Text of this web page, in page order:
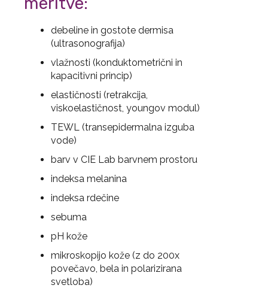
debeline in gostote dermisa
(ultrasonografija)
vlažnosti (konduktometrični in
kapacitivni princip)
elastičnosti (retrakcija,
viskoelastičnost, youngov modul)
TEWL (transepidermalna izguba
vode)
barv v CIE Lab barvnem prostoru
indeksa melanina
indeksa rdečine
sebuma
pH kože
mikroskopijo kože (z do 200x
povečavo, bela in polarizirana
svetloba)